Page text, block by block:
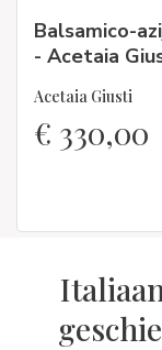
Balsamico-
- Acetaia
Acetaia Giusti
€ 330,00